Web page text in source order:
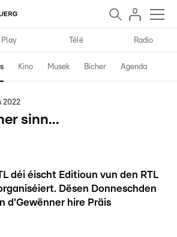
Play Télé Radio
Kino Musek Bicher Agenda
2022
sinn...
déi éischt Editioun vun den RTL
Dësen Donneschden
d'Gewënner hire Präis